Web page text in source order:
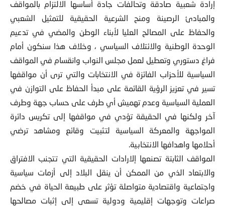
إرادة شعبية صادقة وتحالفات جادة أساسها الالتزام بالمواقف
والمبادئ الرصينة ومنح الشرعية الحقيقية للتمثيل الشعبي
والحفاظ على المصالح العليا لأبناء الوطن والمضي في تدعيم
الوحدة الوطنية والائتلاف السياسي ، وخلاف هذا سنكون أمام
فراغ دستوري وتعطيل لعمل مجلس النواب وانقسام في المواقف
السياسية للأحزاب الفائزة في الانتخابات والتي ترى أن مواقفها
تسير في تعزيز الرؤية القائمة على مبدأ الحفاظ على التوازن في
العملية السياسية وعدم تهميش أي طرف على حساب جهة وطرف
آخر ولكنها في الحقيقة تؤدي في مواقفها إلى تكريس دائرة
المواجهة والمعركة السياسية لتثبيت وقائع ومشاهد ترضي
أحلامها واهدافها الانتخابية.
المواقف الثابتة تصنعها إلارادات الحقيقية التي تتجنب الافتراق
والابتعاد الذي من الممكن أن ينقل البلاد إلى أزمات سياسية
واجتماعية واقتصادية متواصلة تؤثر على طبيعة الحياة في خضم
صراعات وتوجهات إقليمية ودولية تسعى إلى إثبات مصالحها